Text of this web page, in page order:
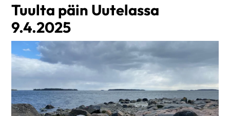
Tuulta päin Uutelassa
9.4.2025